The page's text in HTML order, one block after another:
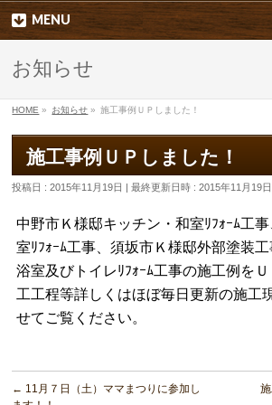
MENU
お知らせ
HOME » お知らせ » 施工事例ＵＰしました！
施工事例ＵＰしました！
投稿日 : 2015年11月19日 最終更新日時 : 2015年11月19日
中野市Ｋ様邸キッチン・和室ﾘﾌｫｰﾑ工
室ﾘﾌｫｰﾑ工事、須坂市Ｋ様邸外部塗装
浴室及びトイレﾘﾌｫｰﾑ工事の施工例を
工工程等詳しくはほぼ毎日更新の施工
せてご覧ください。
← 11月７日（土）ママまつりに参加し